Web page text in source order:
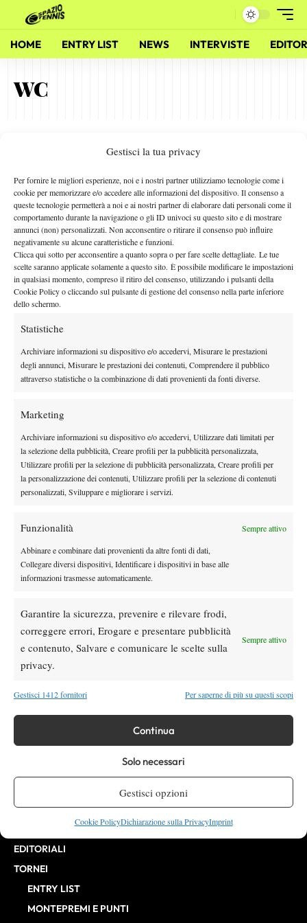
Gestisci la tua privacy
Per fornire le migliori esperienze, noi e i nostri partner utilizziamo tecnologie come i
cookie per memorizzare e/o accedere alle informazioni del dispositivo. Il consenso a
queste tecnologie permetterà a noi e ai nostri partner di elaborare dati personali come il
comportamento durante la navigazione o gli ID univoci su questo sito e di mostrare
annunci (non) personalizzati. Non acconsentire o ritirare il consenso può influire
negativamente su alcune caratteristiche e funzioni.
Clicca qui sotto per acconsentire a quanto sopra o per fare scelte dettagliate. Le tue
scelte saranno applicate solamente a questo sito. È possibile modificare le impostazioni
in qualsiasi momento, compreso il ritiro del consenso, utilizzando i pulsanti della
Cookie Policy o cliccando sul pulsante di gestione del consenso nella parte inferiore
dello schermo.
Statistiche
Archiviare informazioni su dispositivo e/o accedervi, Misurare le prestazioni
degli annunci, Misurare le prestazioni dei contenuti, Comprendere il pubblico
attraverso statistiche o la combinazione di dati provenienti da fonti diverse.
Marketing
Archiviare informazioni su dispositivo e/o accedervi, Utilizzare dati limitati per
la selezione della pubblicità, Creare profili per la pubblicità personalizzata,
Utilizzare profili per la selezione di pubblicità personalizzata, Creare profili per
la personalizzazione dei contenuti, Utilizzare profili per la selezione di contenuti
personalizzati, Sviluppare e migliorare i servizi.
Funzionalità Sempre attivo
Abbinare e combinare dati provenienti da altre fonti di dati,
Collegare diversi dispositivi, Identificare i dispositivi in base alle
informazioni trasmesse automaticamente.
Garantire la sicurezza, prevenire e rilevare frodi,
correggere errori, Erogare e presentare pubblicità
e contenuto, Salvare e comunicare le scelte sulla
privacy.
Sempre attivo
Gestisci 1412 fornitori Per saperne di più su questi scopi
Continua
Solo necessari
Gestisci opzioni
Cookie PolicyDichiarazione sulla PrivacyImprint
HOME ENTRY LIST NEWS INTERVISTE
WC
1 2 3
Facebook
Testata giornalisticaSpazio Tennis
Editore:VIBES MEDIA SRL, P.iva 14250480960
Direttore Responsabile: Alessandro Nizegorodcew
HOME
ENTRY LIST
NEWS
CHALLENGER
BILLIE JEAN KING CUP
ATP FINALS
EDITORIALI
TORNEI
ENTRY LIST
MONTEPREMI E PUNTI